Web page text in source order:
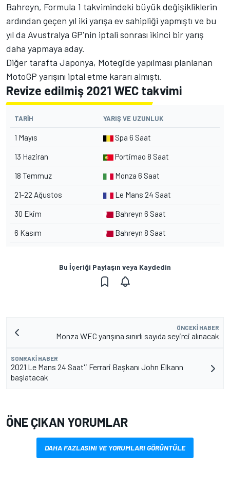
Bahreyn, Formula 1 takvimindeki büyük değişikliklerin
ardından geçen yıl iki yarışa ev sahipliği yapmıştı ve bu
yıl da Avustralya GP'nin iptali sonrası ikinci bir yarış
daha yapmaya aday.
Diğer tarafta Japonya, Motegi'de yapılması planlanan
MotoGP yarışını iptal etme kararı almıştı.
Revize edilmiş 2021 WEC takvimi
TARIH YARIŞ VE UZUNLUK
1 Mayıs Spa 6 Saat
13 Haziran Portimao 8 Saat
18 Temmuz Monza 6 Saat
21-22 Ağustos Le Mans 24 Saat
30 Ekim Bahreyn 6 Saat
6 Kasım Bahreyn 8 Saat
Bu İçeriği Paylaşın veya Kaydedin
ÖNCEKI HABER
Monza WEC yarışına sınırlı sayıda seyirci alınacak
SONRAKI HABER
2021 Le Mans 24 Saat'i Ferrari Başkanı John Elkann
başlatacak
ÖNE ÇIKAN YORUMLAR
DAHA FAZLASINI VE YORUMLARI GÖRÜNTÜLE